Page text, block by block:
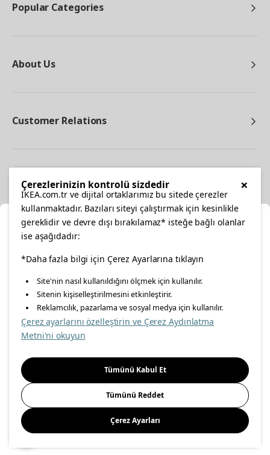
Popular Categories
About Us
Customer Relations
facebooktwitterinstagrampinterestyoutube
linkedin
Energy Policy Information Security Policy
Food Safety Policy
Important Notice Privacy Agreement Personal Data Protection
Cookie Policy
© Inter IKEA Systems B.V 1999-
Select Location
Please select to see the content specific to your delivery
location for your orders from Online Store.
Select a city first
Please select
Save
×
Çerezlerinizin kontrolü sizdedir
IKEA.com.tr ve dijital ortaklarımız bu sitede çerezler
kullanmaktadır. Bazıları siteyi çalıştırmak için kesinlikle
gereklidir ve devre dışı bırakılamaz* isteğe bağlı olanlar
ise aşağıdadır:
*Daha fazla bilgi için Çerez Ayarlarına tıklayın
Site'nin nasıl kullanıldığını ölçmek için kullanılır.
Sitenin kişiselleştirilmesini etkinleştirir.
Reklamcılık, pazarlama ve sosyal medya için kullanılır.
Çerez ayarlarını özelleştirin ve Çerez Aydınlatma
Metni'ni okuyun
Tümünü Kabul Et
Tümünü Reddet
Çerez Ayarları